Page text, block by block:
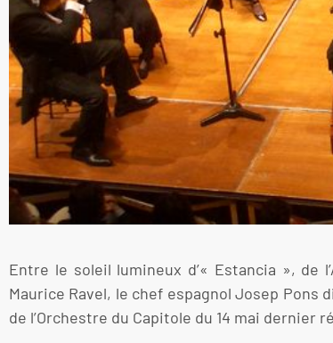
Entre le soleil lumineux d’« Estancia », de
Maurice Ravel, le chef espagnol Josep
de l’Orchestre du Capitole du 14 mai